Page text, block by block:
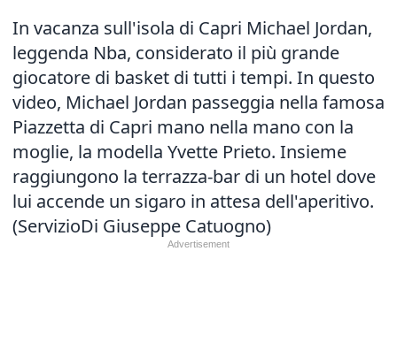
In vacanza sull'isola di Capri Michael Jordan,
leggenda Nba, considerato il più grande
giocatore di basket di tutti i tempi. In questo
video, Michael Jordan passeggia nella famosa
Piazzetta di Capri mano nella mano con la
moglie, la modella Yvette Prieto. Insieme
raggiungono la terrazza-bar di un hotel dove
lui accende un sigaro in attesa dell'aperitivo.
(ServizioDi Giuseppe Catuogno)